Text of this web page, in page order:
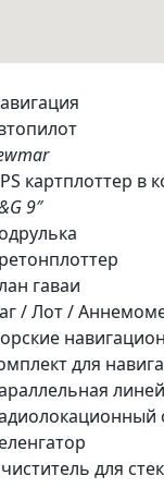
картплоттер в
9″
гаваи
/ Лот /
для
для